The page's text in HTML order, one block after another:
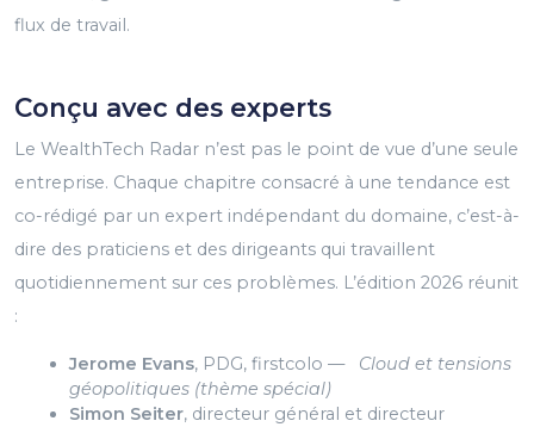
flux de travail.
Conçu avec des experts
Le WealthTech Radar n’est pas le point de vue d’une seule
entreprise. Chaque chapitre consacré à une tendance est
co-rédigé par un expert indépendant du domaine, c’est-à-
dire des praticiens et des dirigeants qui travaillent
quotidiennement sur ces problèmes. L’édition 2026 réunit
:
Jerome Evans, PDG, firstcolo —
Cloud et tensions
géopolitiques (thème spécial)
Simon Seiter, directeur général et directeur